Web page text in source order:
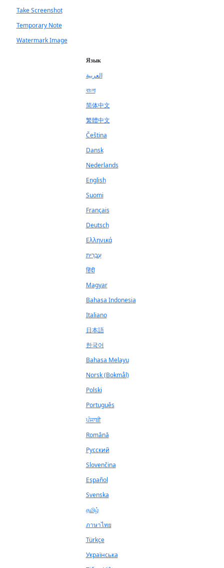
Take Screenshot
Temporary Note
Watermark Image
Язык
العربية
বাংলা
简体中文
繁體中文
Čeština
Dansk
Nederlands
English
Suomi
Français
Deutsch
Ελληνικά
עִבְרִית
हिंदी
Magyar
Bahasa Indonesia
Italiano
日本語
한국어
Bahasa Melayu
Norsk (Bokmål)
Polski
Português
ਪੰਜਾਬੀ
Română
Русский
Slovenčina
Español
Svenska
தமிழ்
ภาษาไทย
Türkçe
Українська